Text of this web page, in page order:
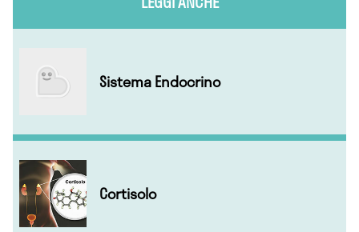
Sistema Endocrino
Cortisolo